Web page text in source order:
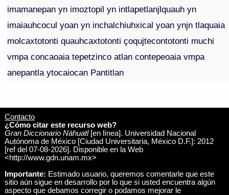
imamanepan yn imoztopil yn intlapetlanjlquauh yn
imaiauhcocul yoan yn inchalchiuhxical yoan ynjn tlaquaia
molcaxtotonti quauhcaxtotonti çoqujtecontotonti muchi
vmpa concaoaia tepetzinco atlan contepeoaia vmpa
anepantla ytocaiocan Pantitlan
Contacto
¿Cómo citar este recurso web?
Gran Diccionario Náhuatl[en línea]. Universidad Nacional
Autónoma de México [Ciudad Universitaria, México D.F.]: 2012
[ref del 07-08-2026]. Disponible en la Web
<http://www.gdn.unam.mx>
Importante: Estimado usuario, queremos comentarle que este
sitio aún sigue en desarrollo por lo que si usted encuentra algún
aspecto que debamos corregir o podamos mejorar le